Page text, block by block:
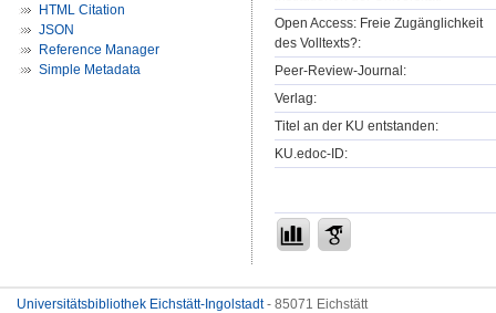
HTML Citation
JSON
Reference Manager
Simple Metadata
Open Access: Freie Zugänglichkeit
des Volltexts?:
Peer-Review-Journal:
Verlag:
Titel an der KU entstanden:
KU.edoc-ID:
Universitätsbibliothek Eichstätt-Ingolstadt- 85071 Eichstätt